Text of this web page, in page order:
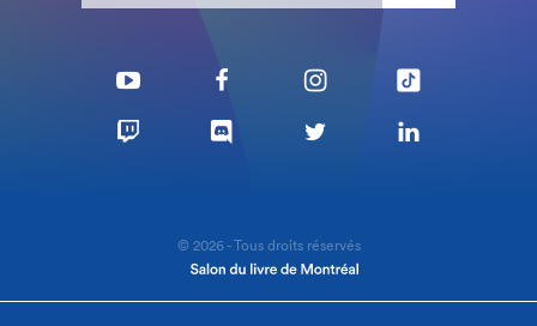
© 2026 - Tous droits réservés